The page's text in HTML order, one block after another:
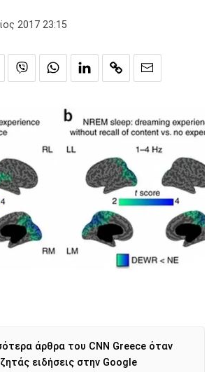
2017 23:15
άρθρα του CNN Greece όταν
ειδήσεις στην Google